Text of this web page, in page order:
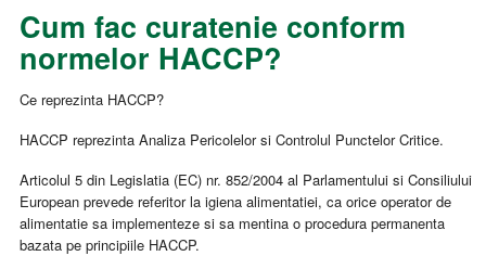
Cum fac curatenie conform
normelor HACCP?
Ce reprezinta HACCP?
HACCP reprezinta Analiza Pericolelor si Controlul Punctelor Critice.
Articolul 5 din Legislatia (EC) nr. 852/2004 al Parlamentului si Consiliului
European prevede referitor la igiena alimentatiei, ca orice operator de
alimentatie sa implementeze si sa mentina o procedura permanenta
bazata pe principiile HACCP.